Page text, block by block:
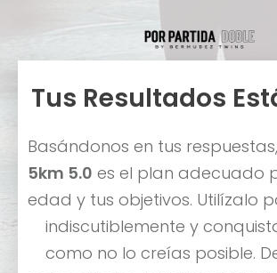
Tus Resultados
Basándonos en tus respuestas,
5km 5.0 es el plan adecuado
edad y tus objetivos. Utilízalo
indiscutiblemente y
como no lo creías posible.